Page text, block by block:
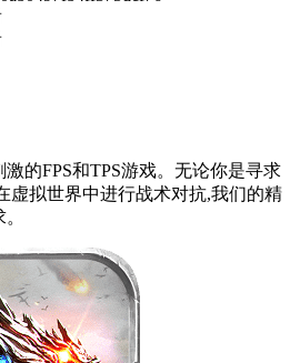
的FPS和TPS游戏。无论你是寻求
虚拟世界中进行战术对抗,我们的精